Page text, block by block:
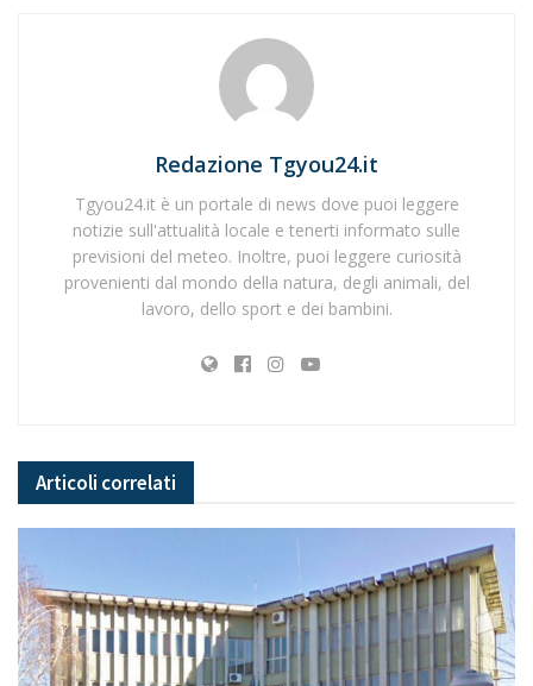
Redazione Tgyou24.it
Tgyou24.it è un portale di news dove puoi leggere
notizie sull'attualità locale e tenerti informato sulle
previsioni del meteo. Inoltre, puoi leggere curiosità
provenienti dal mondo della natura, degli animali, del
lavoro, dello sport e dei bambini.
Articoli correlati